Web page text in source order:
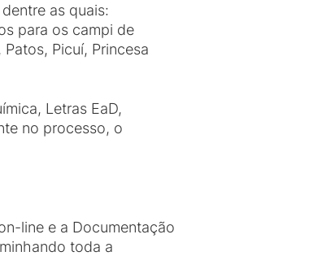
as quais:
para os campi de
Picuí, Princesa
Letras EaD,
no processo, o
line e a Documentação
toda a